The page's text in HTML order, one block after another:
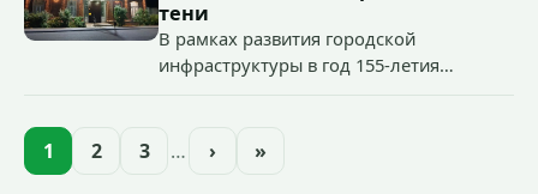
«Гроза-2026».
тени
В рамках развития городской
инфраструктуры в год 155-летия
проекта подсветки исторических
1 2 3 … › »